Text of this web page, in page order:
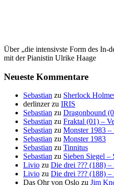
Über „die intensivste Form des In-
mit der Pianistin Ulrike Haage
Neueste Kommentare
Sebastian zu Sherlock
derlinzerzu IRIS
Sebastian zu Dragonbound
Sebastian zu Fraktal (01) –
Sebastian zu Monster 1983 –
Sebastian zu Monster 1983
Sebastian zu Tinnitus
Sebastian zu Sieben Siegel –
Livio zu Die drei ??? (188) –
Livio zu Die drei ??? (188) –
Das Ohr von Oslo zu Jim